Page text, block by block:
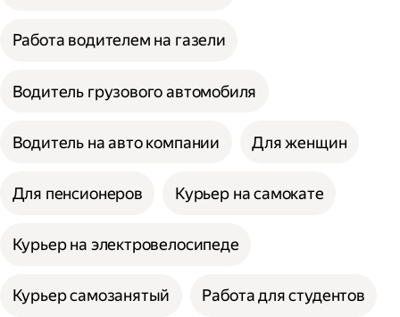
Работа водителем на газели
Водитель грузового автомобиля
Водитель на авто компании Для женщин
Для пенсионеров Курьер на самокате
Курьер на электровелосипеде
Курьер самозанятый Работа для студентов